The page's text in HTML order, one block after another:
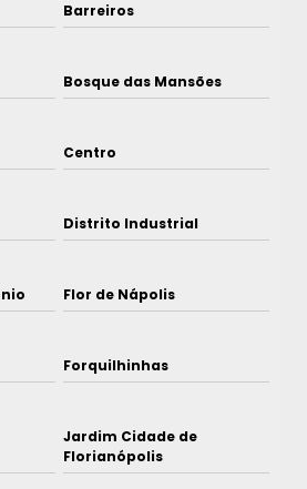
Barreiros
Bosque das Mansões
Centro
Distrito Industrial
Flor de Nápolis
Forquilhinhas
Jardim Cidade de
Florianópolis